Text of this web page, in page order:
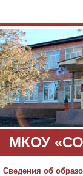
МКОУ
Сведения об